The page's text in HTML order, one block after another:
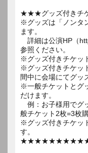
★★★グッズ付きチ
※グッズは「ノンタ
ます。
詳細は公演HP（
参照ください。
※グッズ付きチケッ
※グッズ付きチケッ
間中に会場にてグッ
※一般チケットとグ
だけます。
例：お子様用でグ
般チケット2枚=3枚
※グッズ付きチケッ
す。